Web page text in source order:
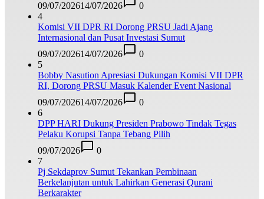
09/07/202614/07/2026
0
4
Komisi VII DPR RI Dorong PRSU Jadi Ajang
Internasional dan Pusat Investasi Sumut
09/07/202614/07/2026
0
5
Bobby Nasution Apresiasi Dukungan Komisi VII DPR
RI, Dorong PRSU Masuk Kalender Event Nasional
09/07/202614/07/2026
0
6
DPP HARI Dukung Presiden Prabowo Tindak Tegas
Pelaku Korupsi Tanpa Tebang Pilih
09/07/2026
0
7
Pj Sekdaprov Sumut Tekankan Pembinaan
Berkelanjutan untuk Lahirkan Generasi Qurani
Berkarakter